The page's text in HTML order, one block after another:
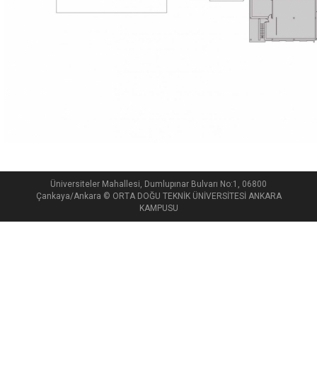
Üniversiteler Mahallesi, Dumlupınar Bulvarı No:1, 06800
Çankaya/Ankara © ORTA DOĞU TEKNİK ÜNİVERSİTESİ ANKARA
KAMPUSU